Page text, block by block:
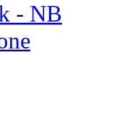
- NB